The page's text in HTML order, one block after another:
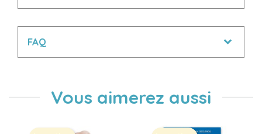
FAQ
Vous aimerez aussi